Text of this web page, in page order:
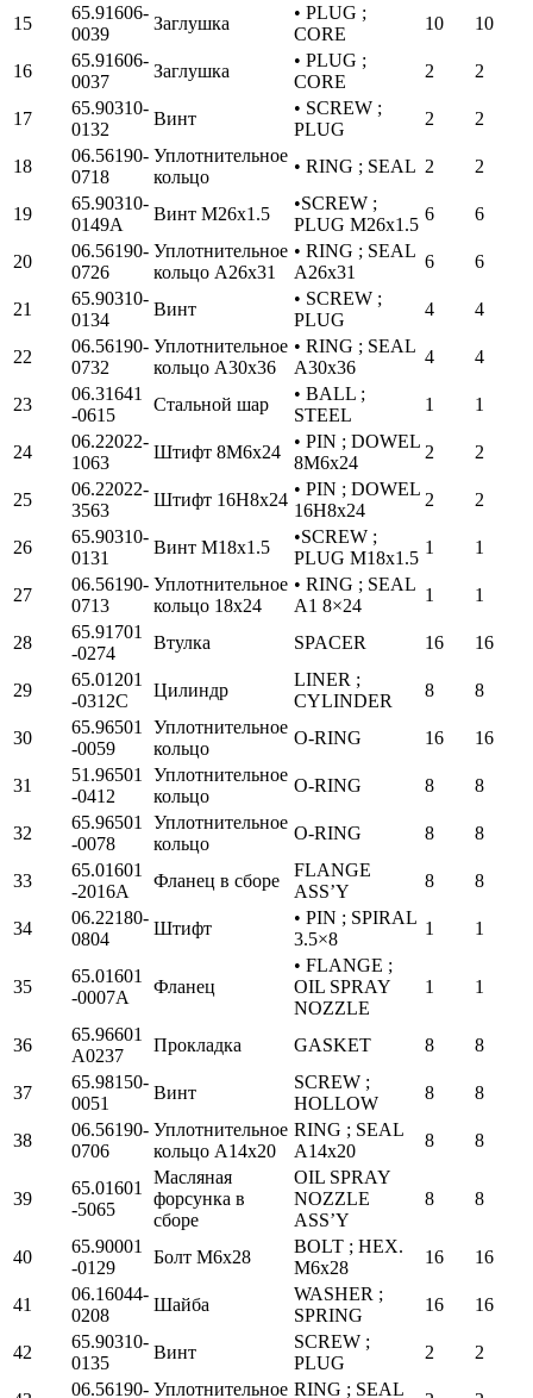
15
65.91606-
0039
Заглушка
• PLUG ;
CORE
10 10
16
65.91606-
0037
Заглушка
• PLUG ;
CORE
2 2
17
65.90310-
0132
Винт
• SCREW ;
PLUG
2 2
18
06.56190-
0718
Уплотнительное
кольцо
• RING ; SEAL 2 2
19
65.90310-
0149A
Винт М26х1.5
•SCREW ;
PLUG M26x1.5
6 6
20
06.56190-
0726
Уплотнительное
кольцо А26х31
• RING ; SEAL
A26x31
6 6
21
65.90310-
0134
Винт
• SCREW ;
PLUG
4 4
22
06.56190-
0732
Уплотнительное
кольцо А30х36
• RING ; SEAL
A30x36
4 4
23
06.31641
-0615
Стальной шар
• BALL ;
STEEL
1 1
24
06.22022-
1063
Штифт 8М6х24
• PIN ; DOWEL
8M6x24
2 2
25
06.22022-
3563
Штифт 16Н8х24
• PIN ; DOWEL
16H8x24
2 2
26
65.90310-
0131
Винт М18х1.5
•SCREW ;
PLUG M18x1.5
1 1
27
06.56190-
0713
Уплотнительное
кольцо 18х24
• RING ; SEAL
A1 8×24
1 1
28
65.91701
-0274
Втулка SPACER 16 16
29
65.01201
-0312C
Цилиндр
LINER ;
CYLINDER
8 8
30
65.96501
-0059
Уплотнительное
кольцо
O-RING 16 16
31
51.96501
-0412
Уплотнительное
кольцо
O-RING 8 8
32
65.96501
-0078
Уплотнительное
кольцо
O-RING 8 8
33
65.01601
-2016A
Фланец в сборе
FLANGE
ASS’Y
8 8
34
06.22180-
0804
Штифт
• PIN ; SPIRAL
3.5×8
1 1
35
65.01601
-0007A
Фланец
• FLANGE ;
OIL SPRAY
NOZZLE
1 1
36
65.96601
A0237
Прокладка GASKET 8 8
37
65.98150-
0051
Винт
SCREW ;
HOLLOW
8 8
38
06.56190-
0706
Уплотнительное
кольцо А14х20
RING ; SEAL
A14x20
8 8
39
65.01601
-5065
Масляная
форсунка в
сборе
OIL SPRAY
NOZZLE
ASS’Y
8 8
40
65.90001
-0129
Болт М6х28
BOLT ; HEX.
M6x28
16 16
41
06.16044-
0208
Шайба
WASHER ;
SPRING
16 16
42
65.90310-
0135
Винт
SCREW ;
PLUG
2 2
06.56190- Уплотнительное RING ; SEAL